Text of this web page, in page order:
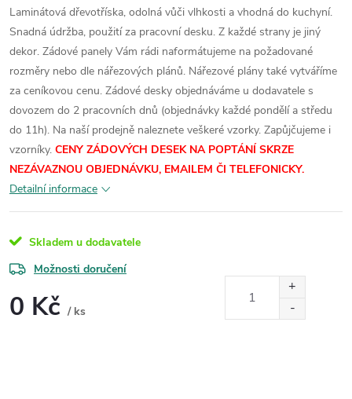
Laminátová dřevotříska, odolná vůči vlhkosti a vhodná do kuchyní.
Snadná údržba, použití za pracovní desku. Z každé strany je jiný
dekor. Zádové panely Vám rádi naformátujeme na požadované
rozměry nebo dle nářezových plánů. Nářezové plány také vytváříme
za ceníkovou cenu. Zádové desky objednáváme u dodavatele s
dovozem do 2 pracovních dnů (objednávky každé pondělí a středu
do 11h). Na naší prodejně naleznete veškeré vzorky. Zapůjčujeme i
vzorníky. CENY ZÁDOVÝCH DESEK NA POPTÁNÍ SKRZE
NEZÁVAZNOU OBJEDNÁVKU, EMAILEM ČI TELEFONICKY.
Detailní informace
Skladem u dodavatele
Možnosti doručení
0 Kč / ks